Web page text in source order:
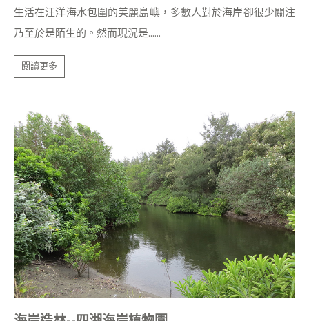
生活在汪洋海水包圍的美麗島嶼，多數人對於海岸卻很少關注
乃至於是陌生的。然而現況是......
閱讀更多